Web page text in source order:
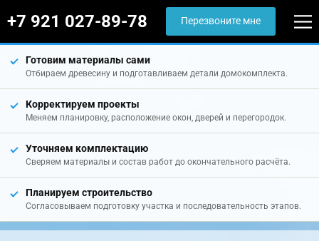
+7 921 027-89-78 Перезвоните мне
Готовим материалы сами
Отбираем древесину и подготавливаем детали домокомплекта.
Корректируем проекты
Меняем планировку, расположение окон, дверей и перегородок.
Уточняем комплектацию
Сверяем материалы и состав работ до окончательного расчёта.
Планируем строительство
Согласовываем подготовку участка и последовательность этапов.